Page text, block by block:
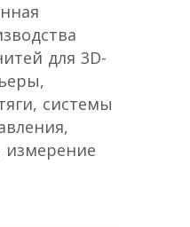
для 3D-
системы
измерение